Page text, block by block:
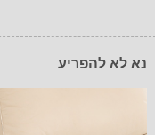
נא לא להפריע